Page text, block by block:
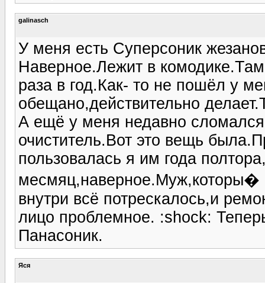
galinasch
У меня есть Суперсоник
Наверное.Лежит в
раза в год.Как- то не пошёл у
обещано,действительно
А ещё у меня недавно
очиститель.Вот это вещь
пользовалась я им года
месмяц,наверное.Муж,которы�
внутри всё потрескалось,и
лицо проблемное. :shock:
Панасоник.
Яся